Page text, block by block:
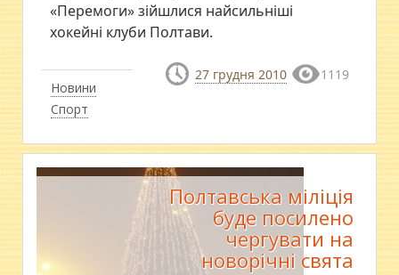
Новини
Спорт
«Перемоги» зійшлися найсильніші
хокейні клуби Полтави.
27 грудня 2010 1119
Полтавська міліція
буде посилено
чергувати на
новорічні свята